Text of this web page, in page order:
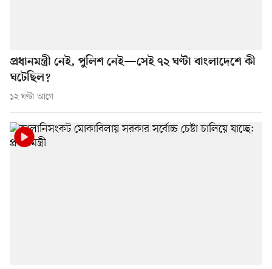
প্রধানমন্ত্রী নেই, পুলিশ নেই—সেই ৭২ ঘণ্টা বাংলাদেশে কী
ঘটেছিল?
১২ ঘণ্টা আগে